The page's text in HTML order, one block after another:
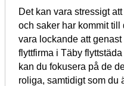
Det kan vara stressigt
och saker har kommit
vara lockande att
flyttfirma i Täby
kan du fokusera på de
roliga, samtidigt som du